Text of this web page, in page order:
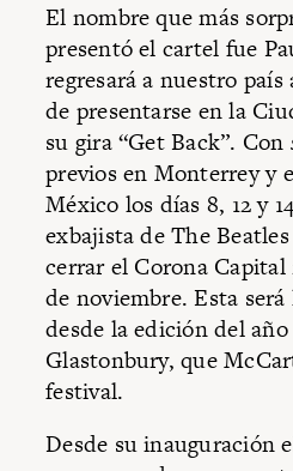
El nombre que más
presentó el cartel fue
regresará a nuestro
de presentarse en la
su gira “Get Back”. Con
previos en Monterrey y
México los días 8, 12 y
exbajista de The
cerrar el Corona Capital
de noviembre. Esta
desde la edición del año
Glastonbury, que
festival.
Desde su inauguración